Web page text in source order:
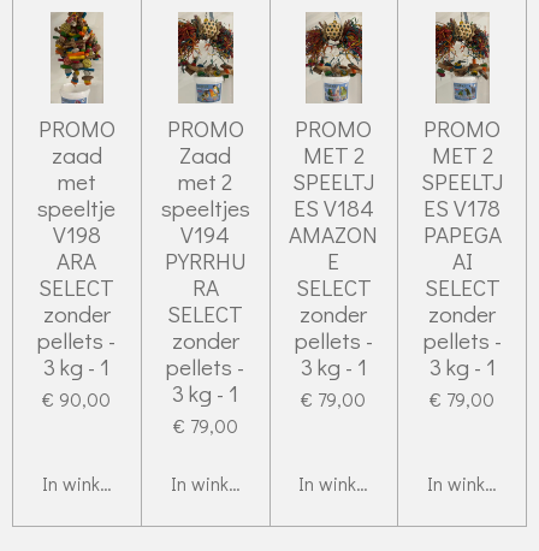
PROMO
zaad
met
speeltje
V198
ARA
SELECT
zonder
pellets -
3 kg - 1
€ 90,00
In winkelwagen
PROMO
Zaad
met 2
speeltjes
V194
PYRRHU
RA
SELECT
zonder
pellets -
3 kg - 1
€ 79,00
In winkelwagen
PROMO
MET 2
SPEELTJ
ES V184
AMAZON
E
SELECT
zonder
pellets -
3 kg - 1
€ 79,00
In winkelwagen
PROMO
MET 2
SPEELTJ
ES V178
PAPEGA
AI
SELECT
zonder
pellets -
3 kg - 1
€ 79,00
In